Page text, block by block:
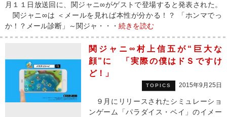
月１１日放送回に、関ジャニ∞がゲストで登場すると発表された。
関ジャニ∞は ＜メールを見れば本性が分かる！？ 「ホンマでっ
か！？メール診断」～関ジャ・・・ 続きを読む
関ジャニ∞村上信五が“巨大な
顔”に 「実際の僕はドＳですけ
ど！」
TOPICS 2015年9月25日
９月にリリースされたシミュレーショ
ンゲーム「パラダイス・ベイ」のイメー